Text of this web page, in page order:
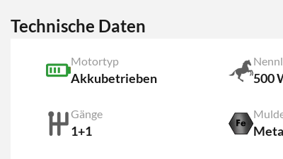
Technische Daten
Motortyp
Akkubetrieben 500
Gänge
1+1